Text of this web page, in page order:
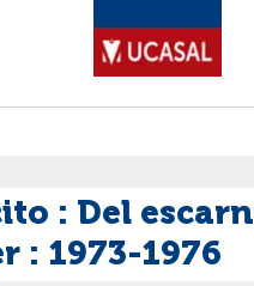
: Del
: 1973-1976